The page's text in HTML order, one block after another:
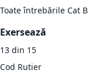
Toate întrebările Cat B
Exersează
13 din 15
Cod Rutier